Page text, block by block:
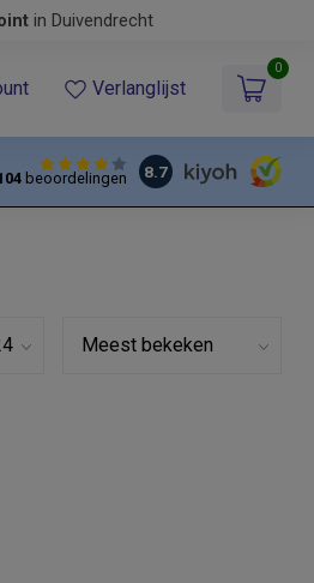
in Duivendrecht
Verlanglijst
0
beoordelingen 8.7